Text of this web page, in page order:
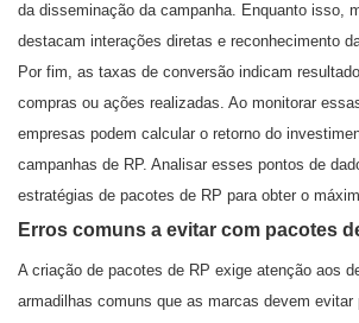
da disseminação da campanha. Enquanto isso,
destacam interações diretas e reconhecimento
Por fim, as taxas de conversão indicam
compras ou ações realizadas. Ao monitorar
empresas podem calcular o retorno do
campanhas de RP. Analisar esses pontos de
estratégias de pacotes de RP para obter o
Erros comuns a evitar com pacotes
A criação de pacotes de RP exige atenção aos
armadilhas comuns que as marcas devem evitar